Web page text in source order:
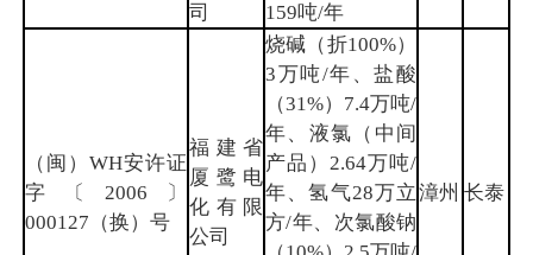
司
159吨/年
（闽）WH安许证
字〔2006〕
000127（换）号
福建省
厦鹭电
化有限
公司
烧碱（折100%）
3万吨/年、盐酸
（31%）7.4万吨/
年、液氯（中间
产品）2.64万吨/
年、氢气28万立
方/年、次氯酸钠
漳州 长泰